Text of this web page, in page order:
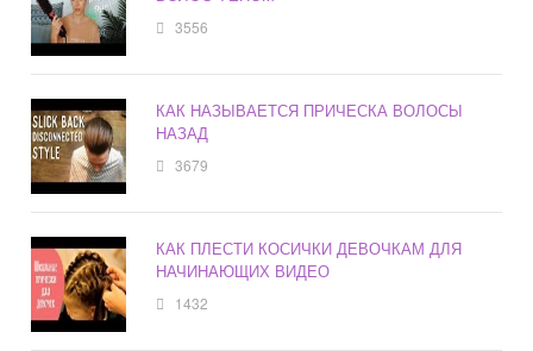
3556
КАК НАЗЫВАЕТСЯ ПРИЧЕСКА ВОЛОСЫ
НАЗАД
3679
КАК ПЛЕСТИ КОСИЧКИ ДЕВОЧКАМ ДЛЯ
НАЧИНАЮЩИХ ВИДЕО
1432